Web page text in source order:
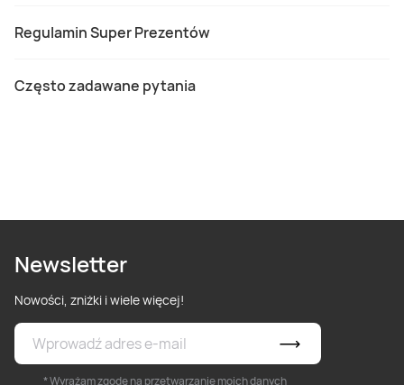
Regulamin Super Prezentów
Często zadawane pytania
Newsletter
Nowości, zniżki i wiele więcej!
* Wyrażam zgodę na przetwarzanie moich danych